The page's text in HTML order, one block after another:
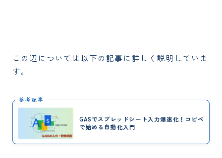
この辺については以下の記事に詳しく説明していま
す。
参考記事
GASでスプレッドシート入力爆速化！コピペ
で始める自動化入門